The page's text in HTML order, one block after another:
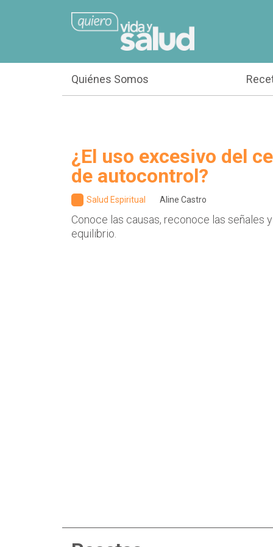
Quiénes Somos
¿El uso excesivo del
de autocontrol?
Salud Espiritual Aline Castro
Conoce las causas, reconoce las señales
equilibrio.